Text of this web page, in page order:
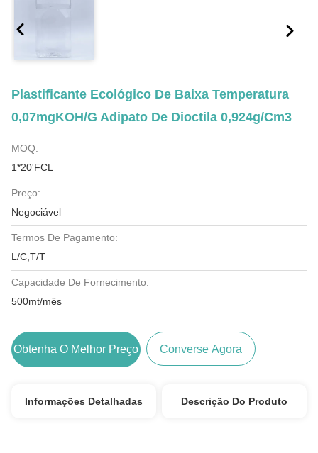
Plastificante Ecológico De Baixa Temperatura
0,07mgKOH/G Adipato De Dioctila 0,924g/Cm3
MOQ:
1*20'FCL
Preço:
Negociável
Termos De Pagamento:
L/C,T/T
Capacidade De Fornecimento:
500mt/mês
Obtenha O Melhor Preço Converse Agora
Informações Detalhadas Descrição Do Produto